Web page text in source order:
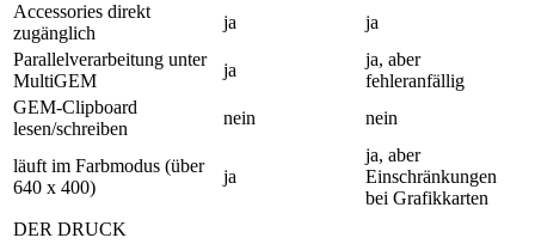
Accessories direkt
zugänglich
ja
ja
Parallelverarbeitung unter
MultiGEM
ja
ja, aber
fehleranfällig
GEM-Clipboard
lesen/schreiben
nein nein
läuft im Farbmodus (über
640 x 400)
ja
ja, aber
Einschränkungen
bei Grafikkarten
DER DRUCK